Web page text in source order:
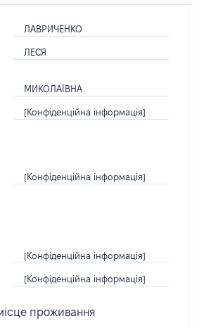
ЛАВРИЧЕНКО
ЛЕСЯ
МИКОЛАЇВНА
[Конфіденційна інформація]
[Конфіденційна інформація]
[Конфіденційна інформація]
[Конфіденційна інформація]
проживання